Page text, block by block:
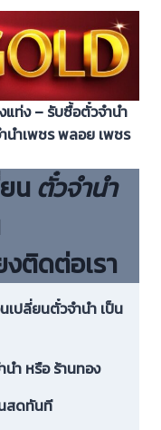
ท่ง – รับซื้อตั๋วจำนำ
นำเพชร พลอย เพชร
น ตั๋วจำนำ
ติดต่อเรา
เปลี่ยนตั๋วจำนำ เป็น
นำ หรือ ร้านทอง
สดทันที